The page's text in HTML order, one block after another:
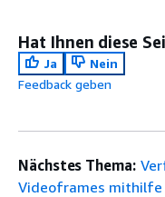
Hat Ihnen diese
Ja
Nein
Feedback geben
Nächstes Thema:
Videoframes